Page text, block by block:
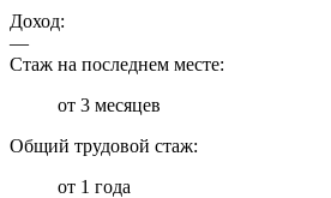
Доход:
—
Стаж на последнем месте:
от 3 месяцев
Общий трудовой стаж:
от 1 года